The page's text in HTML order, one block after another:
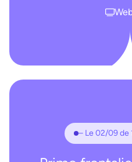
– Le 02/09 de